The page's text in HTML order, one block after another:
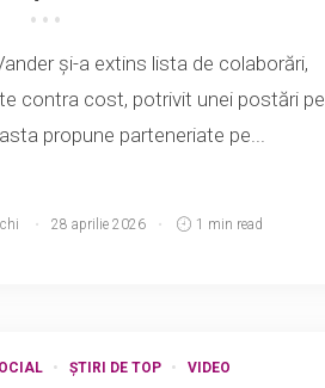
și-a extins lista de colaborări,
contra cost, potrivit unei postări pe
propune parteneriate pe...
28 aprilie 2026 1 min read
ȘTIRI DE TOP VIDEO